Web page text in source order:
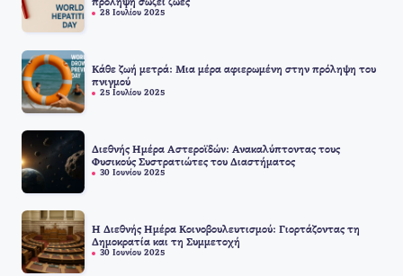
πρόληψη σώζει ζωές
28 Ιουλίου 2025
Κάθε ζωή μετρά: Μια μέρα αφιερωμένη στην πρόληψη του
πνιγμού
25 Ιουλίου 2025
Διεθνής Ημέρα Αστεροϊδών: Ανακαλύπτοντας τους
Φυσικούς Συστρατιώτες του Διαστήματος
30 Ιουνίου 2025
Η Διεθνής Ημέρα Κοινοβουλευτισμού: Γιορτάζοντας τη
Δημοκρατία και τη Συμμετοχή
30 Ιουνίου 2025